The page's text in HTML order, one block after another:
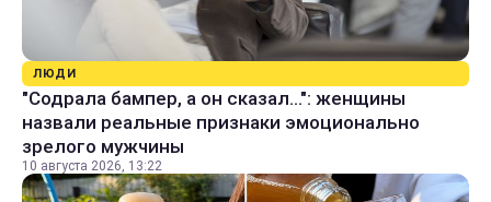
ЛЮДИ
"Содрала бампер, а он сказал...": женщины
назвали реальные признаки эмоционально
зрелого мужчины
10 августа 2026, 13:22